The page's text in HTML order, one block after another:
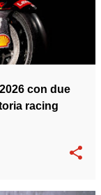
con due
racing